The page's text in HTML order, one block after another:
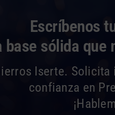
Escríbenos
base sólida que
Iserte.
confianza en